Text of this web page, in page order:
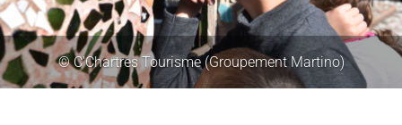
© C'Chartres Tourisme (Groupement Martino)